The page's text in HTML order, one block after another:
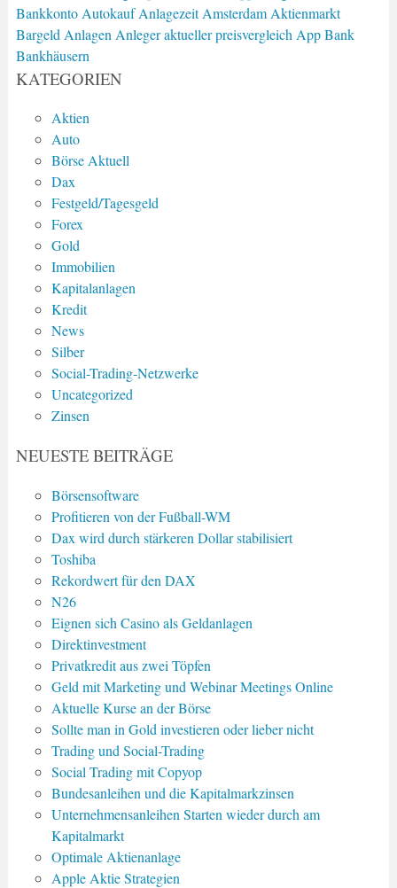
Bankkonto Autokauf Anlagezeit Amsterdam Aktienmarkt
Bargeld Anlagen Anleger aktueller preisvergleich App Bank
Bankhäusern
KATEGORIEN
Aktien
Auto
Börse Aktuell
Dax
Festgeld/Tagesgeld
Forex
Gold
Immobilien
Kapitalanlagen
Kredit
News
Silber
Social-Trading-Netzwerke
Uncategorized
Zinsen
NEUESTE BEITRÄGE
Börsensoftware
Profitieren von der Fußball-WM
Dax wird durch stärkeren Dollar stabilisiert
Toshiba
Rekordwert für den DAX
N26
Eignen sich Casino als Geldanlagen
Direktinvestment
Privatkredit aus zwei Töpfen
Geld mit Marketing und Webinar Meetings Online
Aktuelle Kurse an der Börse
Sollte man in Gold investieren oder lieber nicht
Trading und Social-Trading
Social Trading mit Copyop
Bundesanleihen und die Kapitalmarkzinsen
Unternehmensanleihen Starten wieder durch am
Kapitalmarkt
Optimale Aktienanlage
Apple Aktie Strategien